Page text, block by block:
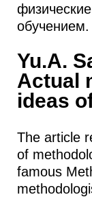
обучением.
Yu.A.
Actual
ideas
The article
of
famous